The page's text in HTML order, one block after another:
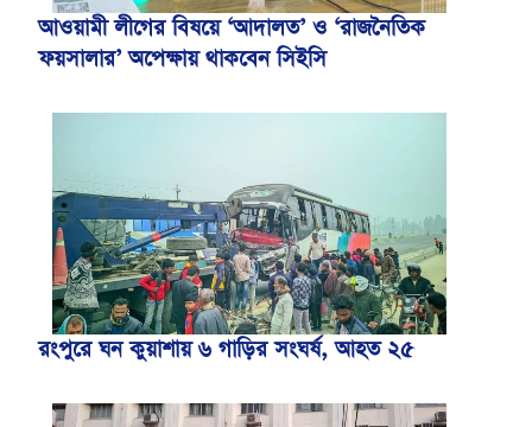
আওয়ামী লীগের বিষয়ে ‘আদালত’ ও ‘রাজনৈতিক
ফয়সালার’ অপেক্ষায় থাকবেন সিইসি
রংপুরে ঘন কুয়াশায় ৬ গাড়ির সংঘর্ষ, আহত ২৫